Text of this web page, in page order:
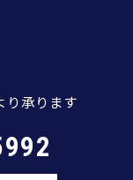
り承ります